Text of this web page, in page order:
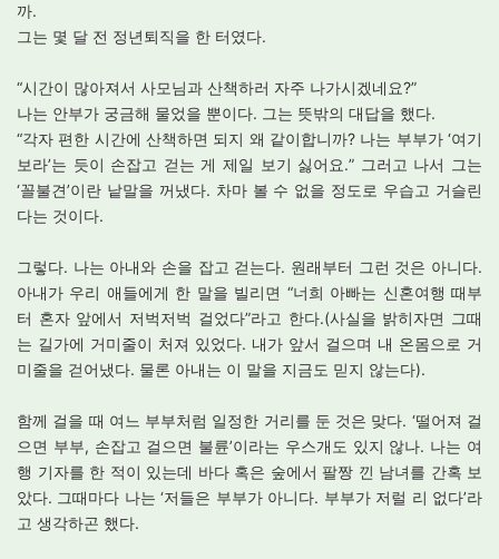
까.
그는 몇 달 전 정년퇴직을 한 터였다.
“시간이 많아져서 사모님과 산책하러 자주 나가시겠네요?”
나는 안부가 궁금해 물었을 뿐이다. 그는 뜻밖의 대답을 했다.
“각자 편한 시간에 산책하면 되지 왜 같이합니까? 나는 부부가 ‘여기
보라’는 듯이 손잡고 걷는 게 제일 보기 싫어요.” 그러고 나서 그는
‘꼴불견’이란 낱말을 꺼냈다. 차마 볼 수 없을 정도로 우습고 거슬린
다는 것이다.
그렇다. 나는 아내와 손을 잡고 걷는다. 원래부터 그런 것은 아니다.
아내가 우리 애들에게 한 말을 빌리면 “너희 아빠는 신혼여행 때부
터 혼자 앞에서 저벅저벅 걸었다”라고 한다.(사실을 밝히자면 그때
는 길가에 거미줄이 처져 있었다. 내가 앞서 걸으며 내 온몸으로 거
미줄을 걷어냈다. 물론 아내는 이 말을 지금도 믿지 않는다).
함께 걸을 때 여느 부부처럼 일정한 거리를 둔 것은 맞다. ‘떨어져 걸
으면 부부, 손잡고 걸으면 불륜’이라는 우스개도 있지 않나. 나는 여
행 기자를 한 적이 있는데 바다 혹은 숲에서 팔짱 낀 남녀를 간혹 보
았다. 그때마다 나는 ‘저들은 부부가 아니다. 부부가 저럴 리 없다’라
고 생각하곤 했다.